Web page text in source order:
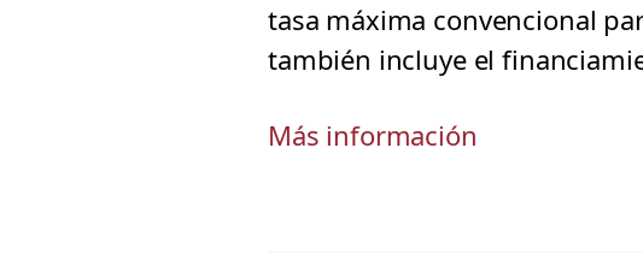
tasa máxima convencional
también incluye el
Más información